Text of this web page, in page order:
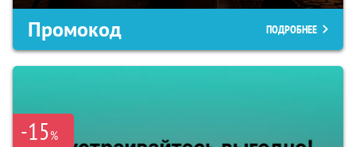
Промокод ПОДРОБНЕЕ
-15%